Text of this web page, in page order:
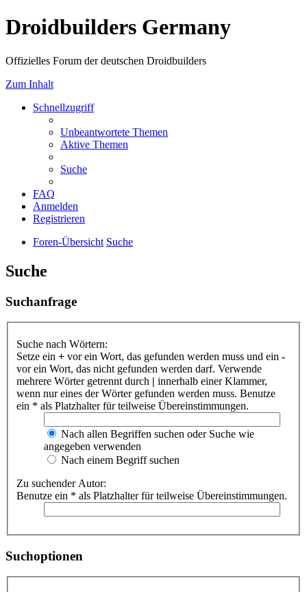
Droidbuilders Germany
Offizielles Forum der deutschen Droidbuilders
Zum Inhalt
Schnellzugriff
Unbeantwortete Themen
Aktive Themen
Suche
FAQ
Anmelden
Registrieren
Foren-Übersicht Suche
Suche
Suchanfrage
Suche nach Wörtern:
Setze ein + vor ein Wort, das gefunden werden muss und ein -
vor ein Wort, das nicht gefunden werden darf. Verwende
mehrere Wörter getrennt durch | innerhalb einer Klammer,
wenn nur eines der Wörter gefunden werden muss. Benutze
ein * als Platzhalter für teilweise Übereinstimmungen.
Nach allen Begriffen suchen oder Suche wie
angegeben verwenden
Nach einem Begriff suchen
Zu suchender Autor:
Benutze ein * als Platzhalter für teilweise Übereinstimmungen.
Suchoptionen